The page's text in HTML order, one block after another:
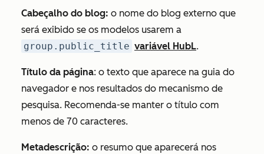
Cabeçalho do blog: o nome do blog externo que
será exibido se os modelos usarem a
group.public_title variável HubL.
Título da página: o texto que aparece na guia do
navegador e nos resultados do mecanismo de
pesquisa. Recomenda-se manter o título com
menos de 70 caracteres.
Metadescrição: o resumo que aparecerá nos